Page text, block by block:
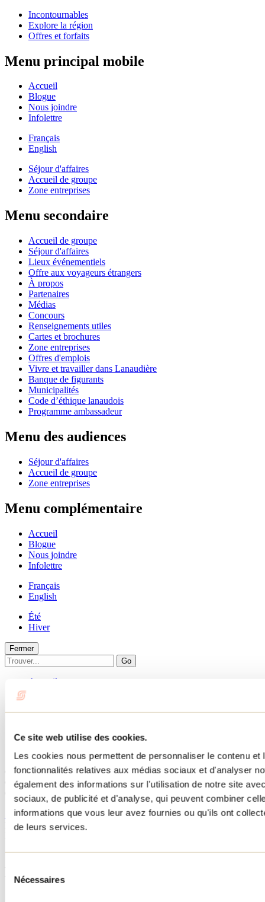
Ce site web utilise des cookies.
Les cookies nous permettent de personnaliser le contenu
fonctionnalités relatives aux médias sociaux et d'analyser
également des informations sur l'utilisation de notre site
sociaux, de publicité et d'analyse, qui peuvent combiner
informations que vous leur avez fournies ou qu'ils ont
de leurs services.
Sélection
Nécessaires
Incontournables
Explore la région
Offres et forfaits
Menu principal mobile
Accueil
Blogue
Nous joindre
Infolettre
Français
English
Séjour d'affaires
Accueil de groupe
Zone entreprises
Menu secondaire
Accueil de groupe
Séjour d'affaires
Lieux événementiels
Offre aux voyageurs étrangers
À propos
Partenaires
Médias
Concours
Renseignements utiles
Cartes et brochures
Zone entreprises
Offres d'emplois
Vivre et travailler dans Lanaudière
Banque de figurants
Municipalités
Code d’éthique lanaudois
Programme ambassadeur
Menu des audiences
Séjour d'affaires
Accueil de groupe
Zone entreprises
Menu complémentaire
Accueil
Blogue
Nous joindre
Infolettre
Français
English
Été
Hiver
Fermer
Go
Accueil
Chalet de L'Envol des Huards
Saint-Damien
Chalets
Chalet de L'Envol des Huards
6695 rue des Huards
Saint-Damien, QC J0K2S0
514 918-0036
No d'enregistrement307687
Besoin d'information?
Menu pied de page